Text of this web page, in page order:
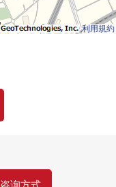
利用規約